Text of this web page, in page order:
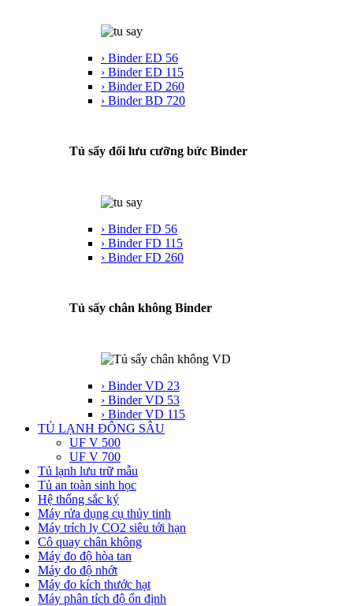
› Binder ED 56
› Binder ED 115
› Binder ED 260
› Binder BD 720
Tủ sấy đối lưu cưỡng bức Binder
› Binder FD 56
› Binder FD 115
› Binder FD 260
Tủ sấy chân không Binder
› Binder VD 23
› Binder VD 53
› Binder VD 115
TỦ LẠNH ĐÔNG SÂU
UF V 500
UF V 700
Tủ lạnh lưu trữ mẫu
Tủ an toàn sinh học
Hệ thống sắc ký
Máy rửa dụng cụ thủy tinh
Máy trích ly CO2 siêu tới hạn
Cô quay chân không
Máy đo độ hòa tan
Máy đo độ nhớt
Máy đo kích thước hạt
Máy phân tích độ ổn định